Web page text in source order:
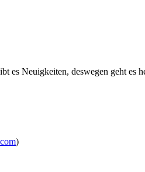
es Neuigkeiten, deswegen geht es
)